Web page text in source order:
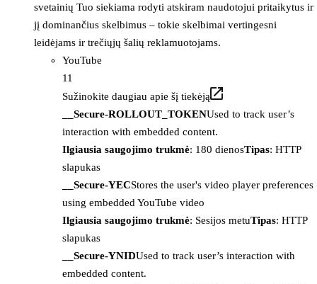
svetainių Tuo siekiama rodyti atskiram naudotojui pritaikytus ir
jį dominančius skelbimus – tokie skelbimai vertingesni
leidėjams ir trečiųjų šalių reklamuotojams.
YouTube
11
Sužinokite daugiau apie šį tiekėją
__Secure-ROLLOUT_TOKENUsed to track user’s
interaction with embedded content.
Ilgiausia saugojimo trukmė: 180 dienosTipas: HTTP
slapukas
__Secure-YECStores the user's video player preferences
using embedded YouTube video
Ilgiausia saugojimo trukmė: Sesijos metuTipas: HTTP
slapukas
__Secure-YNIDUsed to track user’s interaction with
embedded content.